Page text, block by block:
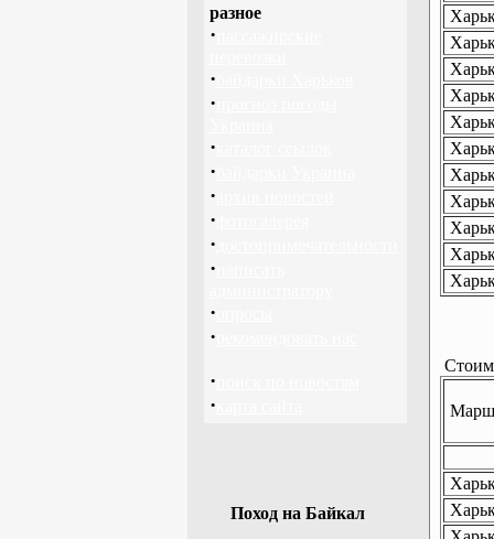
разное
·
·
·
·
·
·
·
·
·
·
·
·
·
Поход на Байкал